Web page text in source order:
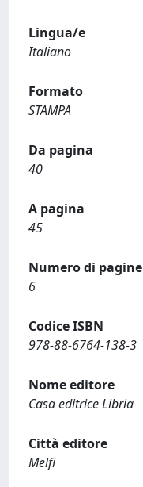
Lingua/e
Italiano
Formato
STAMPA
Da pagina
40
A pagina
45
Numero di pagine
6
Codice ISBN
978-88-6764-138-3
Nome editore
Casa editrice Libria
Città editore
Melfi